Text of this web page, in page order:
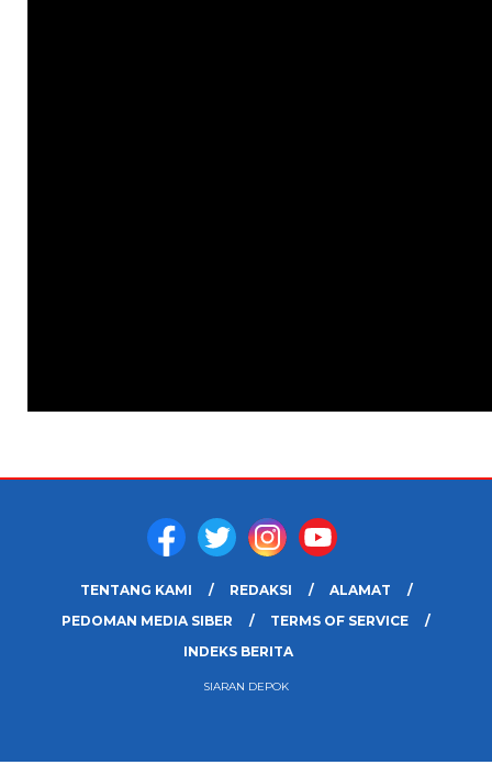
TENTANG KAMI REDAKSI
ALAMAT
PEDOMAN MEDIA SIBER
TERMS OF SERVICE
INDEKS BERITA
SIARAN DEPOK